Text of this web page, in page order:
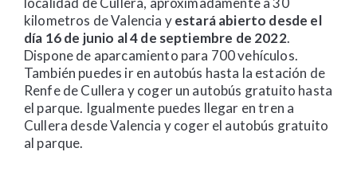
kilometros de Valencia yestará abierto desde el
día 16 de junio al 4 de septiembre de 2022.
Dispone de aparcamiento para 700 vehículos.
También puedes ir en autobús hasta la estación de
Renfe de Cullera y coger un autobús gratuito hasta
el parque. Igualmente puedes llegar en tren a
Cullera desde Valencia y coger el autobús gratuito
al parque.